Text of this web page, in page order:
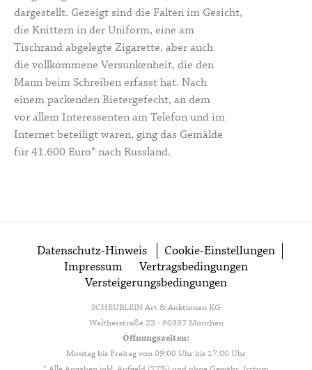
dargestellt. Gezeigt sind die Falten im Gesicht,
die Knittern in der Uniform, eine am
Tischrand abgelegte Zigarette, aber auch
die vollkommene Versunkenheit, die den
Mann beim Schreiben erfasst hat. Nach
einem packenden Bietergefecht, an dem
vor allem Interessenten am Telefon und im
Internet beteiligt waren, ging das Gemälde
für 41.600 Euro* nach Russland.
Datenschutz-Hinweis
Cookie-Einstellungen
Impressum
Vertragsbedingungen
Versteigerungsbedingungen
SCHEUBLEIN Art & Auktionen KG
Waltherstraße 23 - 80337 München
Öffnungszeiten:
Montag bis Freitag von 09:00 Uhr bis 17:00 Uhr